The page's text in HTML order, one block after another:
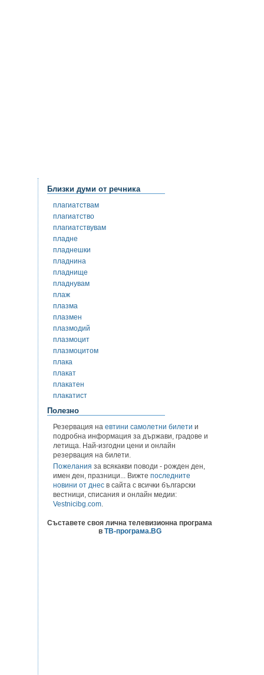
Близки думи от речника
плагиатствам
плагиатство
плагиатствувам
пладне
пладнешки
пладнина
пладнище
пладнувам
плаж
плазма
плазмен
плазмодий
плазмоцит
плазмоцитом
плака
плакат
плакатен
плакатист
Полезно
Резервация на евтини самолетни билети и
подробна информация за държави, градове и
летища. Най-изгодни цени и онлайн
резервация на билети.
Пожелания за всякакви поводи - рожден ден,
имен ден, празници... Вижте последните
новини от днес в сайта с всички български
вестници, списания и онлайн медии:
Vestnicibg.com.
Съставете своя лична телевизионна програма
в ТВ-програма.BG